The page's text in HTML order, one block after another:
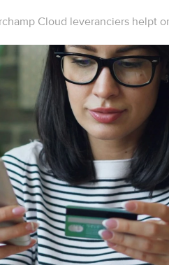
Cloud leveranciers helpt